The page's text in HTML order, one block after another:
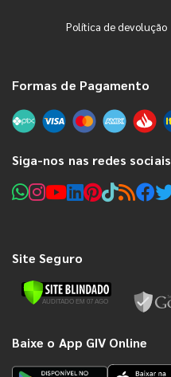
Política de devolução
Formas de Pagamento
Siga-nos nas redes sociais
Site Seguro
Baixe o App GIV Online